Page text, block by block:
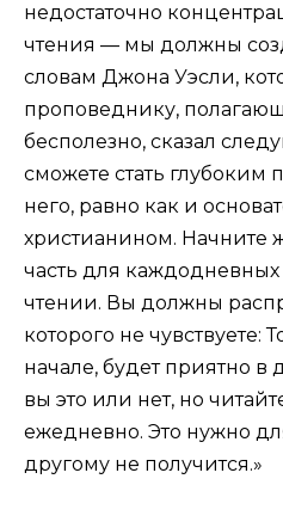
недостаточно
чтения — мы должны
словам Джона Уэсли,
проповеднику,
бесполезно, сказал
сможете стать глубоким
него, равно как и
христианином. Начните
часть для
чтении. Вы должны
которого не чувствуете:
начале, будет приятно
вы это или нет, но
ежедневно. Это нужно
другому не получится.»